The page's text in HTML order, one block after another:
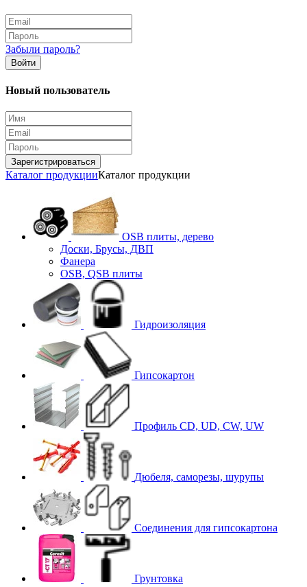
Забыли пароль?
Войти
Новый пользователь
Зарегистрироваться
Каталог продукцииКаталог продукции
OSB плиты, дерево
Доски, Брусы, ДВП
Фанера
OSB, QSB плиты
Гидроизоляция
Гипсокартон
Профиль CD, UD, CW, UW
Дюбеля, саморезы, шурупы
Соединения для гипcокартона
Грунтовка